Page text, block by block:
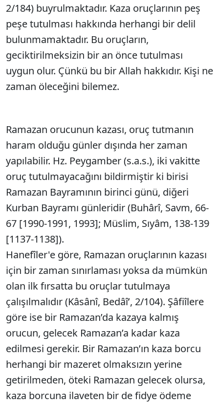
2/184) buyrulmaktadır. Kaza oruçlarının peş
peşe tutulması hakkında herhangi bir delil
bulunmamaktadır. Bu oruçların,
geciktirilmeksizin bir an önce tutulması
uygun olur. Çünkü bu bir Allah hakkıdır. Kişi ne
zaman öleceğini bilemez.
Ramazan orucunun kazası, oruç tutmanın
haram olduğu günler dışında her zaman
yapılabilir. Hz. Peygamber (s.a.s.), iki vakitte
oruç tutulmayacağını bildirmiştir ki birisi
Ramazan Bayramının birinci günü, diğeri
Kurban Bayramı günleridir (Buhârî, Savm, 66-
67 [1990-1991, 1993]; Müslim, Sıyâm, 138-139
[1137-1138]).
Hanefîler'e göre, Ramazan oruçlarının kazası
için bir zaman sınırlaması yoksa da mümkün
olan ilk fırsatta bu oruçlar tutulmaya
çalışılmalıdır (Kâsânî, Bedâî’, 2/104). Şâfiîlere
göre ise bir Ramazan’da kazaya kalmış
orucun, gelecek Ramazan’a kadar kaza
edilmesi gerekir. Bir Ramazan’ın kaza borcu
herhangi bir mazeret olmaksızın yerine
getirilmeden, öteki Ramazan gelecek olursa,
kaza borcuna ilaveten bir de fidye ödeme